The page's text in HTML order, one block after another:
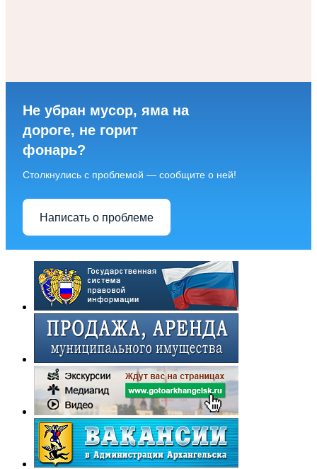
Не убран мусор, яма на
дороге, не горит
фонарь?
Столкнулись с проблемой — сообщите о ней!
Написать о проблеме